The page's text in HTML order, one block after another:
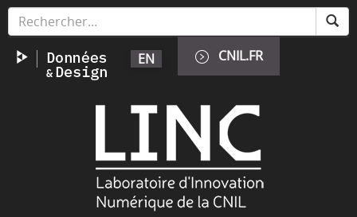
Aller
principal
EN CNIL.FR
Panneau de gestion des cookies